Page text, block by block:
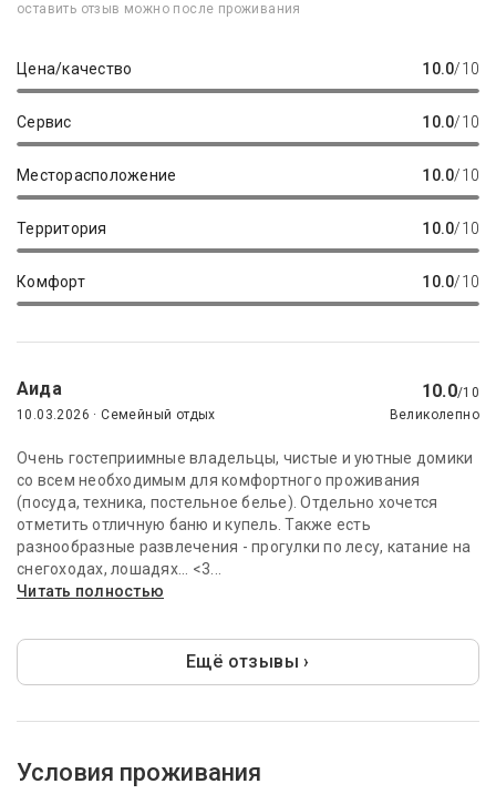
оставить отзыв можно после проживания
Цена/качество 10.0/10
Сервис 10.0/10
Месторасположение 10.0/10
Территория 10.0/10
Комфорт 10.0/10
Аида 10.0/10
10.03.2026 · Семейный отдых
Великолепно
Очень гостеприимные владельцы, чистые и уютные домики
со всем необходимым для комфортного проживания
(посуда, техника, постельное белье). Отдельно хочется
отметить отличную баню и купель. Также есть
разнообразные развлечения - прогулки по лесу, катание на
снегоходах, лошадях... <3...
Читать полностью
Ещё отзывы ›
Условия проживания